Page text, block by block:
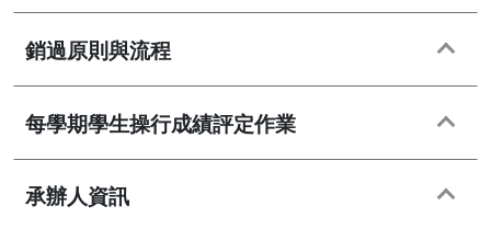
銷過原則與流程
每學期學生操行成績評定作業
承辦人資訊